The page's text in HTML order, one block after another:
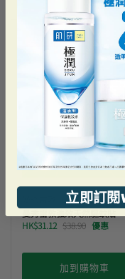
20% 優惠
HK$31.12 $38.90 優惠
加到購物車
立即訂